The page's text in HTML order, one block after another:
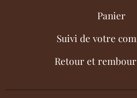
Panier
Suivi de votre
Retour et